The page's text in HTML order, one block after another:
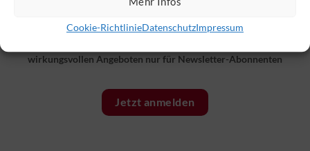
Cookie-RichtlinieDatenschutzImpressum
Der VSAV-Monitor – immer bestens informiert
wirkungsvollen Angeboten nur für Newsletter-Abonnenten
Jetzt anmelden